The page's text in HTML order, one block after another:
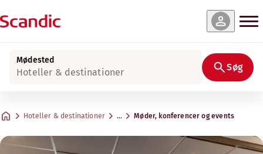
Mødested
Hoteller & destinationer Søg
Hoteller & destinationer … Møder, konferencer og events